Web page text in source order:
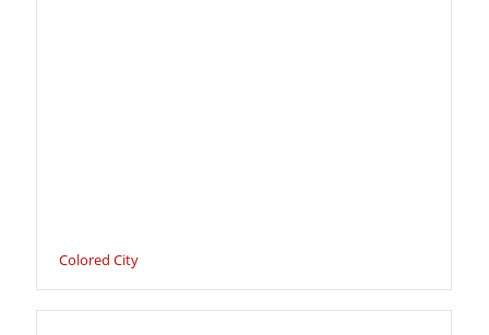
Colored City